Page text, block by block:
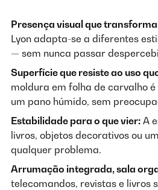
Presença visual que
Lyon adapta-se a diferentes
— sem nunca passar
Superfície que resiste ao uso
moldura em folha de carvalho
um pano húmido, sem
Estabilidade para o que vier: A
livros, objetos decorativos ou
qualquer problema.
Arrumação integrada, sala
telecomandos, revistas e livros